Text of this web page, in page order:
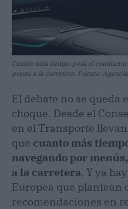
Cuanto más tiempo pasa el
presta a la carretera. Fuente:
El debate no se queda
choque. Desde el
en el Transporte
que cuanto más
navegando por
a la carretera. Y ya
Europea que plantean
recomendaciones en